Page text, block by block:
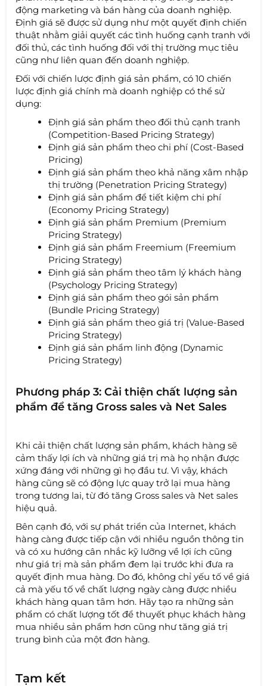
động marketing và bán hàng của doanh nghiệp.
Định giá sẽ được sử dụng như một quyết định chiến
thuật nhằm giải quyết các tình huống cạnh tranh với
đối thủ, các tình huống đối với thị trường mục tiêu
cũng như liên quan đến doanh nghiệp.
Đối với chiến lược định giá sản phẩm, có 10 chiến
lược định giá chính mà doanh nghiệp có thể sử
dụng:
Định giá sản phẩm theo đối thủ cạnh tranh
(Competition-Based Pricing Strategy)
Định giá sản phẩm theo chi phí (Cost-Based
Pricing)
Định giá sản phẩm theo khả năng xâm nhập
thị trường (Penetration Pricing Strategy)
Định giá sản phẩm để tiết kiệm chi phí
(Economy Pricing Strategy)
Định giá sản phẩm Premium (Premium
Pricing Strategy)
Định giá sản phẩm Freemium (Freemium
Pricing Strategy)
Định giá sản phẩm theo tâm lý khách hàng
(Psychology Pricing Strategy)
Định giá sản phẩm theo gói sản phẩm
(Bundle Pricing Strategy)
Định giá sản phẩm theo giá trị (Value-Based
Pricing Strategy)
Định giá sản phẩm linh động (Dynamic
Pricing Strategy)
Phương pháp 3: Cải thiện chất lượng sản
phẩm để tăng Gross sales và Net Sales
Khi cải thiện chất lượng sản phẩm, khách hàng sẽ
cảm thấy lợi ích và những giá trị mà họ nhận được
xứng đáng với những gì họ đầu tư. Vì vậy, khách
hàng cũng sẽ có động lực quay trở lại mua hàng
trong tương lai, từ đó tăng Gross sales và Net sales
hiệu quả.
Bên cạnh đó, với sự phát triển của Internet, khách
hàng càng được tiếp cận với nhiều nguồn thông tin
và có xu hướng cân nhắc kỹ lưỡng về lợi ích cũng
như giá trị mà sản phẩm đem lại trước khi đưa ra
quyết định mua hàng. Do đó, không chỉ yếu tố về giá
cả mà yếu tố về chất lượng ngày càng được nhiều
khách hàng quan tâm hơn. Hãy tạo ra những sản
phẩm có chất lượng tốt để thuyết phục khách hàng
mua nhiều sản phẩm hơn cũng như tăng giá trị
trung bình của một đơn hàng.
Tạm kết